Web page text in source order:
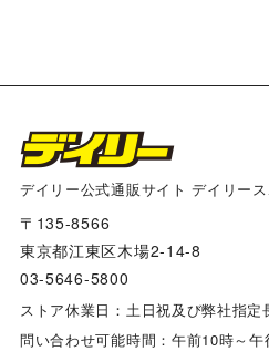
川越パンサーズ
枚方香里フェニックス
明徳アスナローズ
デイリー公式通販サイト デイリー
〒135-8566
東京都江東区木場2-14-8
03-5646-5800
ストア休業日：土日祝及び弊社指定
問い合わせ可能時間：午前10時～